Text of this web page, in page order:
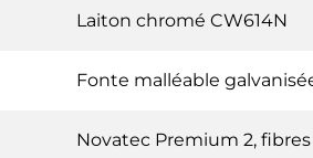
Laiton chromé CW614N
Fonte malléable
Novatec Premium 2,